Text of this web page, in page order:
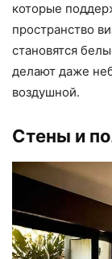
которые
пространство
становятся
делают даже
воздушной.
Стены и